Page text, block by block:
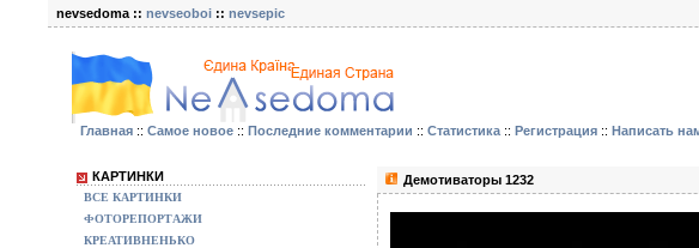
nevsedoma :: nevseoboi :: nevsepic
Главная :: Самое новое :: Последние комментарии :: Статистика :: Регистрация :: Написать
КАРТИНКИ
ВСЕ КАРТИНКИ
ФОТОРЕПОРТАЖИ
КРЕАТИВНЕНЬКО
Демотиваторы 1232